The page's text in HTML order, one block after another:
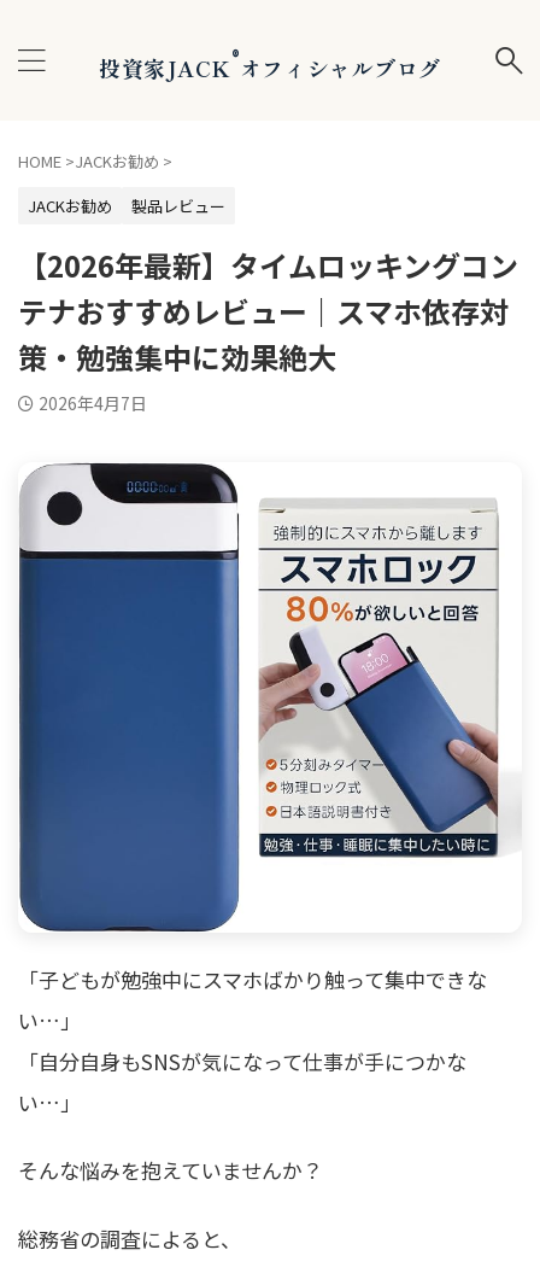
投資家JACK®オフィシャルブログ
HOME >JACKお勧め >
JACKお勧め
製品レビュー
【2026年最新】タイムロッキングコン
テナおすすめレビュー｜スマホ依存対
策・勉強集中に効果絶大
2026年4月7日
「子どもが勉強中にスマホばかり触って集中できな
い…」
「自分自身もSNSが気になって仕事が手につかな
い…」
そんな悩みを抱えていませんか？
総務省の調査によると、